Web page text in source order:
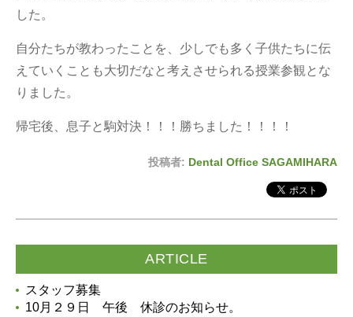
した。
自分たちが教わったことを、少しでも多く子供たちに伝
えていくことも大切だなと考えさせられる授業参観とな
りました。
帰宅後、息子と駒対決！！！勝ちました！！！！
投稿者: Dental Office SAGAMIHARA
ARTICLE
スタッフ募集
10月２９日 午後 休診のお知らせ。